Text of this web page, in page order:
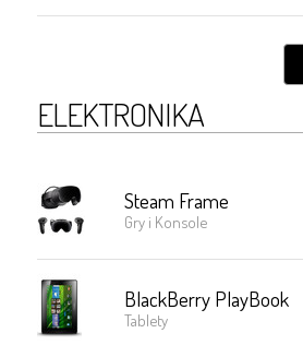
ELEKTRONIKA
Steam Frame
Gry i Konsole
BlackBerry PlayBook
Tablety